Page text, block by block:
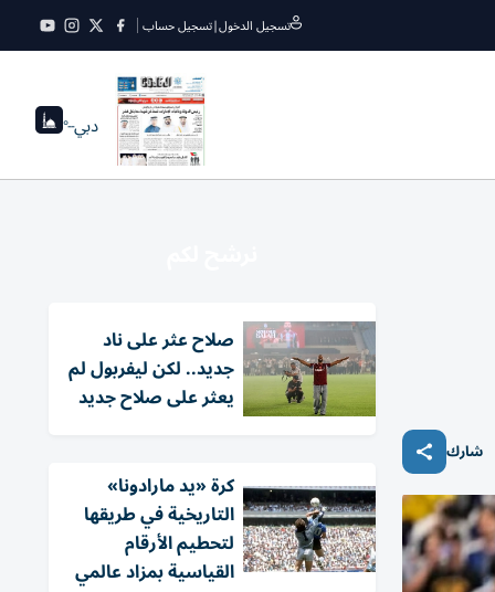
تسجيل الدخول|تسجيل حساب
دبي--°
شارك
صلاح عثر على ناد
جديد.. لكن ليفربول لم
يعثر على صلاح جديد
كرة «يد مارادونا»
التاريخية في طريقها
لتحطيم الأرقام
القياسية بمزاد عالمي